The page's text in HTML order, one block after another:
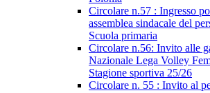
Circolare n.57 : Ingresso
assemblea sindacale del
Scuola primaria
Circolare n.56: Invito alle
Nazionale Lega Volley
Stagione sportiva 25/26
Circolare n. 55 : Invito al